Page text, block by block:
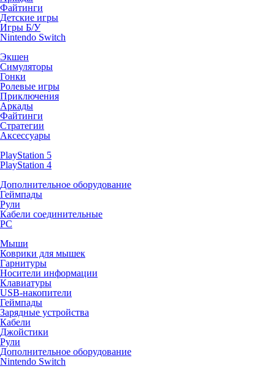
Файтинги
Детские игры
Игры Б/У
Nintendo Switch
Экшен
Симуляторы
Гонки
Ролевые игры
Приключения
Аркады
Файтинги
Стратегии
Аксессуары
PlayStation 5
PlayStation 4
Дополнительное оборудование
Геймпады
Рули
Кабели соединительные
PC
Мыши
Коврики для мышек
Гарнитуры
Носители информации
Клавиатуры
USB-накопители
Геймпады
Зарядные устройства
Кабели
Джойстики
Рули
Дополнительное оборудование
Nintendo Switch